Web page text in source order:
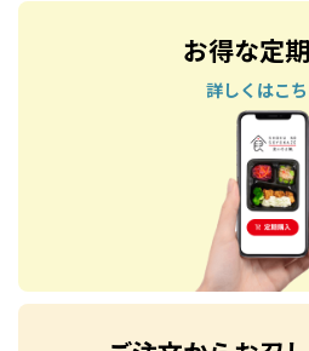
お得な定
詳しくはこ